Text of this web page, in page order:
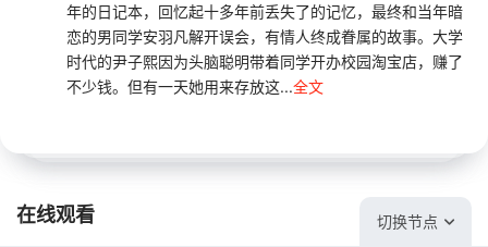
年的日记本，回忆起十多年前丢失了的记忆，最终和当年暗
恋的男同学安羽凡解开误会，有情人终成眷属的故事。大学
时代的尹子熙因为头脑聪明带着同学开办校园淘宝店，赚了
不少钱。但有一天她用来存放这...全文
在线观看 切换节点